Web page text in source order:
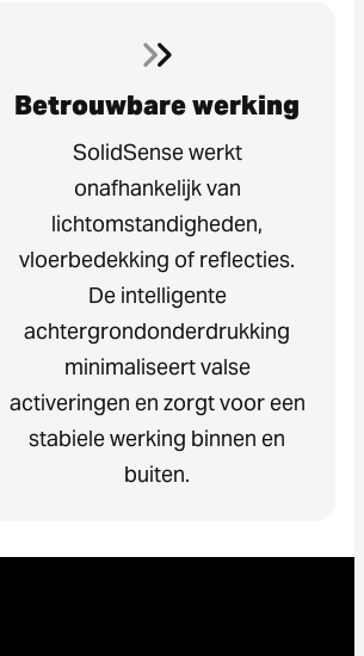
Betrouwbare werking
SolidSense werkt
onafhankelijk van
lichtomstandigheden,
vloerbedekking of reflecties.
De intelligente
achtergrondonderdrukking
minimaliseert valse
activeringen en zorgt voor een
stabiele werking binnen en
buiten.